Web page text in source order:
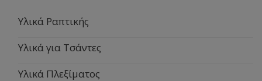
Υλικά Ραπτικής
Υλικά για Τσάντες
Υλικά Πλεξίματος